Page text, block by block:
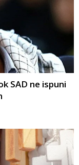
SAD ne ispuni